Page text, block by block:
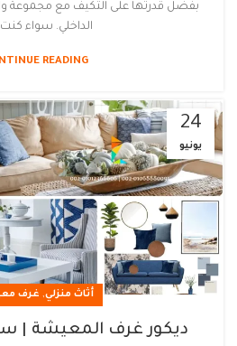
بفضل قدرتها على التكيف مع مجموعة
الداخلي. سواء
READING
24
يونيو
أثاث منزلي, غرف
ديكور غرف المعيشة |